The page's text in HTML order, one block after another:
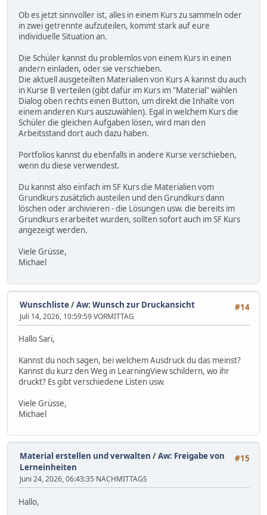
Ob es jetzt sinnvoller ist, alles in einem Kurs zu sammeln oder
in zwei getrennte aufzuteilen, kommt stark auf eure
individuelle Situation an.
Die Schüler kannst du problemlos von einem Kurs in einen
andern einladen, oder sie verschieben.
Die aktuell ausgeteilten Materialien von Kurs A kannst du auch
in Kurse B verteilen (gibt dafür im Kurs im "Material" wählen
Dialog oben rechts einen Button, um direkt die Inhalte von
einem anderen Kurs auszuwählen). Egal in welchem Kurs die
Schüler die gleichen Aufgaben lösen, wird man den
Arbeitsstand dort auch dazu haben.
Portfolios kannst du ebenfalls in andere Kurse verschieben,
wenn du diese verwendest.
Du kannst also einfach im SF Kurs die Materialien vom
Grundkurs zusätzlich austeilen und den Grundkurs dann
löschen oder archivieren - die Lösungen usw. die bereits im
Grundkurs erarbeitet wurden, sollten sofort auch im SF Kurs
angezeigt werden.
Viele Grüsse,
Michael
#14
Wunschliste/Aw: Wunsch zur Druckansicht
Juli 14, 2026, 10:59:59 VORMITTAG
Hallo Sari,
Kannst du noch sagen, bei welchem Ausdruck du das meinst?
Kannst du kurz den Weg in LearningView schildern, wo ihr
druckt? Es gibt verschiedene Listen usw.
Viele Grüsse,
Michael
#15
Material erstellen und verwalten /Aw: Freigabe von
Lerneinheiten
Juni 24, 2026, 06:43:35 NACHMITTAGS
Hallo,